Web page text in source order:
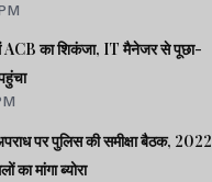
ACB का शिकंजा, IT मैनेजर से पूछा-
पर पुलिस की समीक्षा बैठक, 2022
मांगा ब्योरा